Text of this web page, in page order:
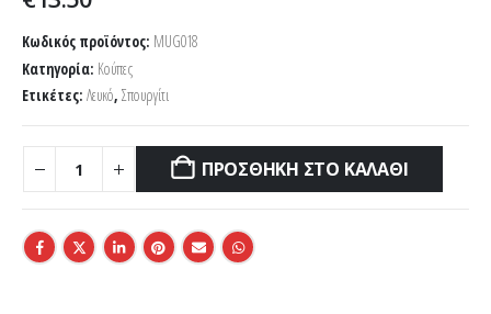
Κωδικός προϊόντος: MUG018
Κατηγορία: Κούπες
Ετικέτες: Λευκό, Σπουργίτι
ΠΡΟΣΘΉΚΗ ΣΤΟ ΚΑΛΆΘΙ